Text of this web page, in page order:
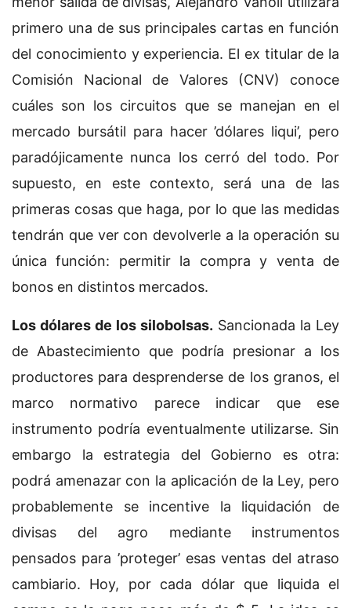
primero una de sus principales cartas en función
del conocimiento y experiencia. El ex titular de la
Comisión Nacional de Valores (CNV) conoce
cuáles son los circuitos que se manejan en el
mercado bursátil para hacer ’dólares liqui’, pero
paradójicamente nunca los cerró del todo. Por
supuesto, en este contexto, será una de las
primeras cosas que haga, por lo que las medidas
tendrán que ver con devolverle a la operación su
única función: permitir la compra y venta de
bonos en distintos mercados.
Los dólares de los silobolsas. Sancionada la Ley
de Abastecimiento que podría presionar a los
productores para desprenderse de los granos, el
marco normativo parece indicar que ese
instrumento podría eventualmente utilizarse. Sin
embargo la estrategia del Gobierno es otra:
podrá amenazar con la aplicación de la Ley, pero
probablemente se incentive la liquidación de
divisas del agro mediante instrumentos
pensados para ’proteger’ esas ventas del atraso
cambiario. Hoy, por cada dólar que liquida el